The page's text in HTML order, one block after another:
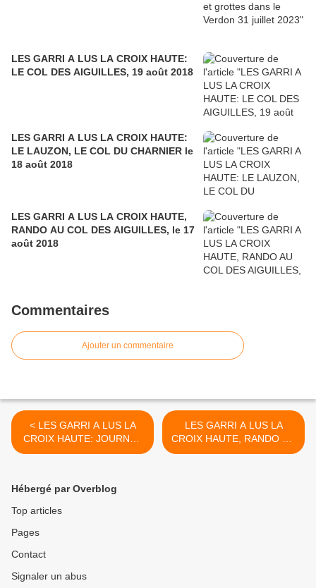
LES GARRI A LUS LA CROIX HAUTE:
LE COL DES AIGUILLES, 19 août 2018
LES GARRI A LUS LA CROIX HAUTE:
LE LAUZON, LE COL DU CHARNIER le
18 août 2018
LES GARRI A LUS LA CROIX HAUTE,
RANDO AU COL DES AIGUILLES, le 17
août 2018
Commentaires
Ajouter un commentaire
< LES GARRI A LUS LA
CROIX HAUTE: JOURNEE
VIA FERRATA, le 15 août
LES GARRI A LUS LA
CROIX HAUTE, RANDO AU
COL DES AIGUILLES, le 17
Hébergé par Overblog
Top articles
Pages
Contact
Signaler un abus